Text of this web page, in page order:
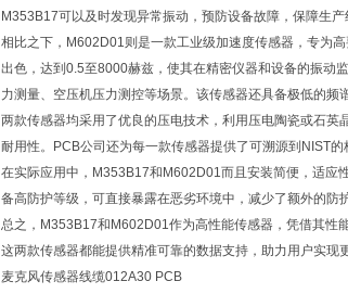
M353B17可以及时发现异常振动，预防设备故障，保障生
相比之下，M602D01则是一款工业级加速度传感器，专为
出色，达到0.5至8000赫兹，使其在精密仪器和设备的振动
力测量、空压机压力测控等场景。该传感器还具备极低的频
两款传感器均采用了优良的压电技术，利用压电陶瓷或石
耐用性。PCB公司还为每一款传感器提供了可溯源到NIST的
在实际应用中，M353B17和M602D01而且安装简便，适应
备高防护等级，可直接暴露在恶劣环境中，减少了额外的防
总之，M353B17和M602D01作为高性能传感器，凭借其性
这两款传感器都能提供精准可靠的数据支持，助力用户实现
麦克风传感器线缆012A30 PCB